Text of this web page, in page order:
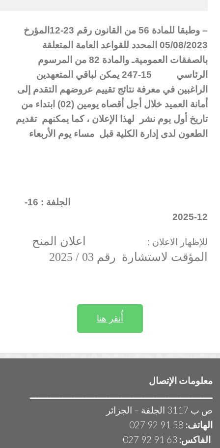
– وطبقا للمادة 56 من القانون رقم 23-12المؤرخ
05/08/2023 المحدد للقواعد العامة المتعلقة
بالصفقات العموميةـ والمادة 82 من المرسوم
الرئاسي 15-247
يمكن لباقي المتعهدين
الراغبين في معرفة نتائج تقييم عروضهم التقدم إلى
أمانة العميد خلال أجل أقصاه يومين (02) ابتداء من
تاريخ أول يوم نشر لهذا الإعلان ، كما يمكنهم تقديم
الطعون لدى إدارة الكلية قبل مساء يوم الأربعاء
الجلفة : 16-
12-2025
للإظهار الاعلان :
اعلان المنح
المؤقت لاستشارة رقم 03 / 2025
أُنقر هنا
معلومات الإتصال
ــــــــــــــــــــــــــــــــــــــــــــــــــــــــــــــ
ص ب 3117 الجلفة – الجزائر
الهاتف:
الفاكس: